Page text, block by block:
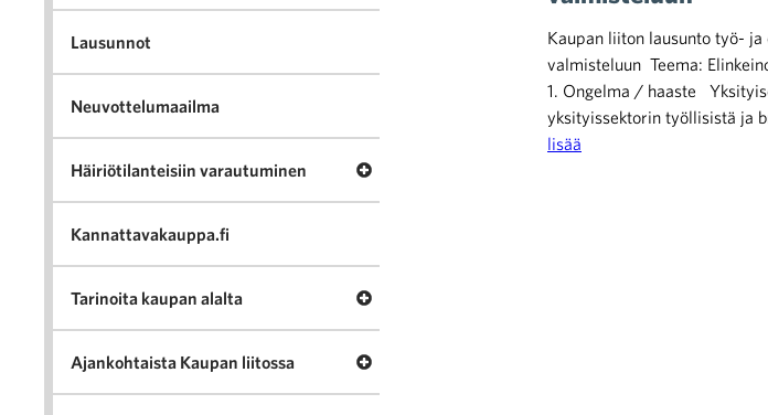
Kaupan liiton lausunto työ-
valmisteluun Teema:
1. Ongelma / haaste
yksityissektorin työllisistä ja
lisää
Lausunnot
Neuvottelumaailma
Häiriötilanteisiin varautuminen Avaa valikko Häiriötilanteisiin varautuminen
Kannattavakauppa.fi
Tarinoita kaupan alalta Avaa valikko Tarinoita kaupan alalta
Ajankohtaista Kaupan liitossa Avaa valikko Ajankohtaista Kaupan liitossa